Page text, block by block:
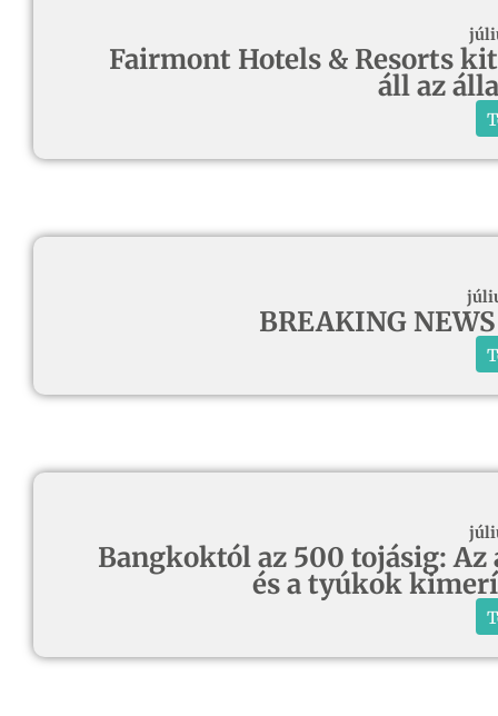
Fairmont Hotels & Resorts
áll az
BREAKING
Bangkoktól az 500 tojásig:
és a tyúkok